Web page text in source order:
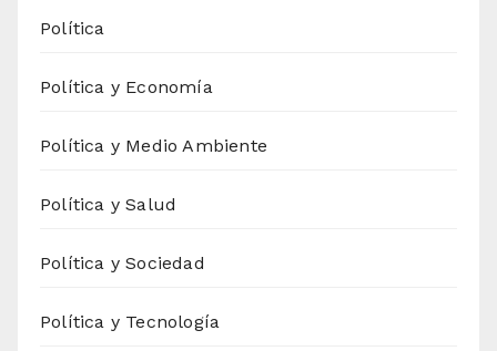
Política
Política y Economía
Política y Medio Ambiente
Política y Salud
Política y Sociedad
Política y Tecnología